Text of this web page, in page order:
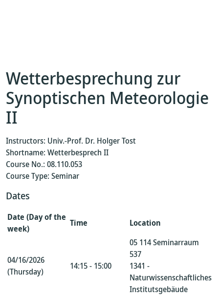
Wetterbesprechung zur
Synoptischen Meteorologie
II
Instructors: Univ.-Prof. Dr. Holger Tost
Shortname: Wetterbesprech II
Course No.: 08.110.053
Course Type: Seminar
Dates
Date (Day of the
week)
Time Location
04/16/2026
(Thursday)
14:15 - 15:00
05 114 Seminarraum
537
1341 -
Naturwissenschaftliches
Institutsgebäude